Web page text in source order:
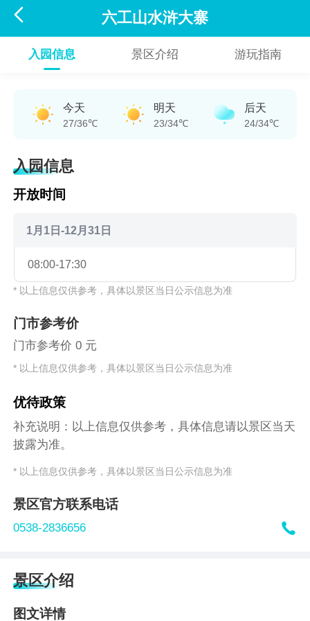
 六工山水浒大寨
入园信息 景区介绍 游玩指南
今天
27/36℃
明天
23/34℃
后天
24/34℃
入园信息
开放时间
1月1日-12月31日
08:00-17:30
* 以上信息仅供参考，具体以景区当日公示信息为准
门市参考价
门市参考价 0 元
* 以上信息仅供参考，具体以景区当日公示信息为准
优待政策
补充说明：以上信息仅供参考，具体信息请以景区当天
披露为准。
* 以上信息仅供参考，具体以景区当日公示信息为准
景区官方联系电话
0538-2836656 
景区介绍
图文详情